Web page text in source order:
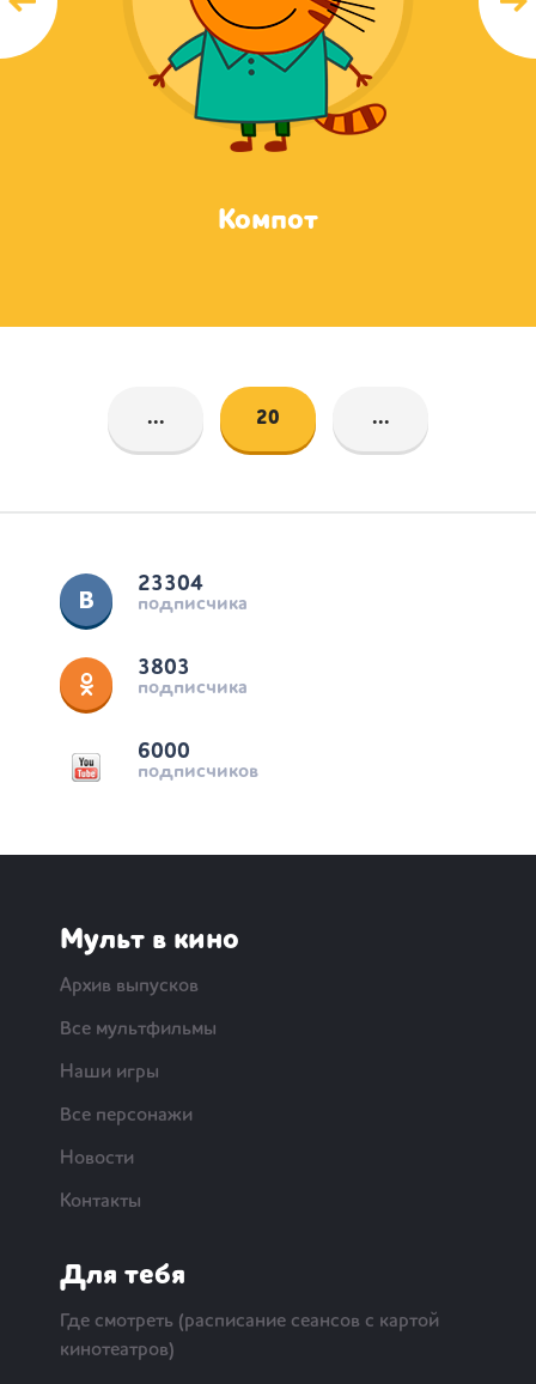
Компот
... 20 ...
23304
подписчика
3803
подписчика
6000
подписчиков
Мульт в кино
Архив выпусков
Все мультфильмы
Наши игры
Все персонажи
Новости
Контакты
Для тебя
Где смотреть (расписание сеансов с картой
кинотеатров)